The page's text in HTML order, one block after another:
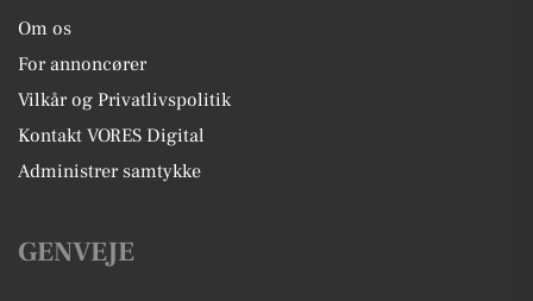
Om os
For annoncører
Vilkår og Privatlivspolitik
Kontakt VORES Digital
Administrer samtykke
GENVEJE